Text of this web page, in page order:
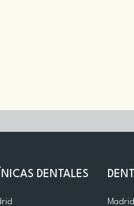
DENTALES
Madrid